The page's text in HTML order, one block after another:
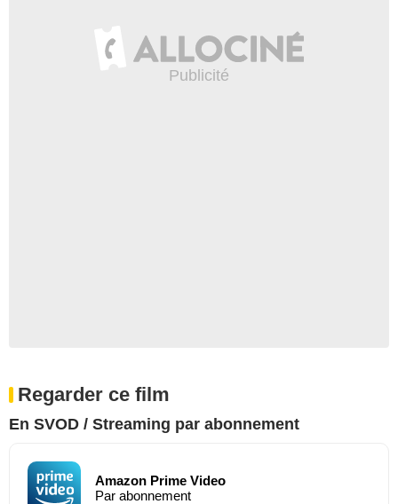
Regarder ce film
En SVOD / Streaming par abonnement
Amazon Prime Video
Par abonnement